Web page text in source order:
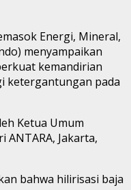
Energi, Mineral,
menyampaikan
kemandirian
ketergantungan pada
Ketua Umum
ANTARA, Jakarta,
bahwa hilirisasi baja